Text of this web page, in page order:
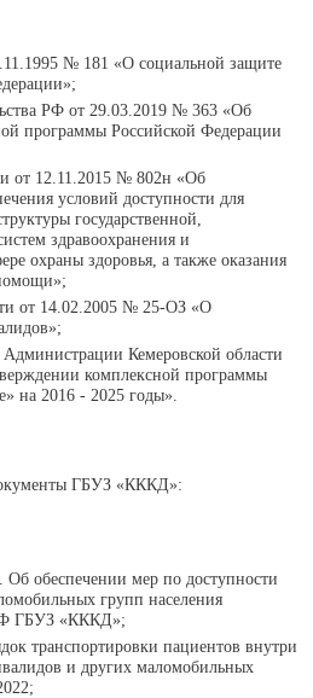
№ 181 «О социальной защите
РФ от 29.03.2019 № 363 «Об
программы Российской Федерации
от 12.11.2015 № 802н «Об
условий доступности для
государственной,
здравоохранения и
охраны здоровья, а также оказания
от 14.02.2005 № 25-ОЗ «О
Кемеровской области
комплексной программы
на 2016 - 2025 годы».
ГБУЗ «КККД»:
обеспечении мер по доступности
групп населения
ГБУЗ «КККД»;
транспортировки пациентов внутри
и других маломобильных